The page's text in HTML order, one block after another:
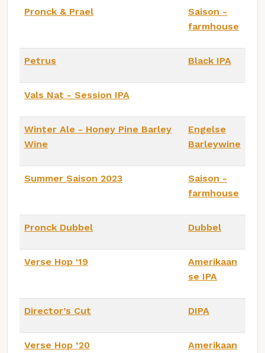
Pronck & Prael
Saison -
farmhouse
Petrus Black IPA
Vals Nat - Session IPA
Winter Ale - Honey Pine Barley
Wine
Engelse
Barleywine
Summer Saison 2023
Saison -
farmhouse
Pronck Dubbel Dubbel
Verse Hop '19
Amerikaan
se IPA
Director’s Cut DIPA
Verse Hop ‘20
Amerikaan